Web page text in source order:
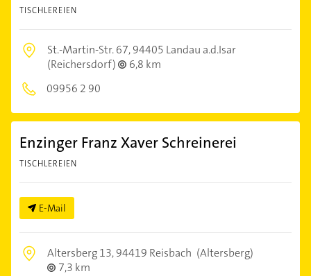
TISCHLEREIEN
St.-Martin-Str. 67,94405 Landau a.d.Isar
(Reichersdorf)
6,8 km
09956 2 90
Enzinger Franz Xaver Schreinerei
TISCHLEREIEN
E-Mail
Altersberg 13,94419 Reisbach (Altersberg)
7,3 km